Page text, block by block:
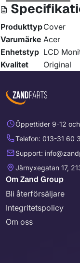
ProdukttypCover
Varumärke Acer
Enhetstyp LCD
Kvalitet
Original
Öppettider 9-12
Telefon: 013-31 60
Support:
Järnyxegatan 17,
Om Zand Group
Bli återförsäljare
Integritetspolicy
Om oss